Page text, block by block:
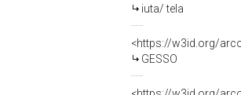
iuta/ tela
<https://w3id.org/
GESSO